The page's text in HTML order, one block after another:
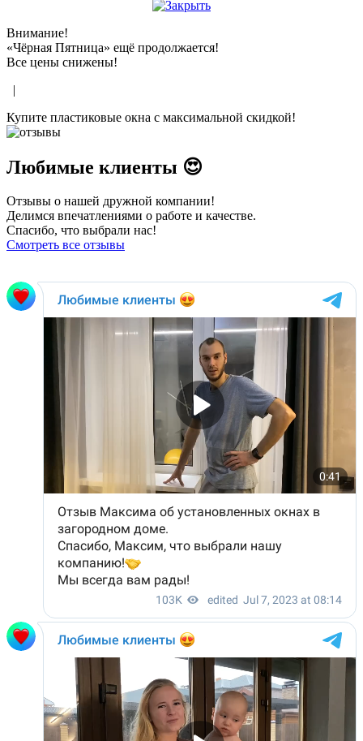
Внимание!
«Чёрная Пятница» ещё продолжается!
Все цены снижены!
|
Купите пластиковые окна с максимальной скидкой!
Любимые клиенты 😍
Отзывы о нашей дружной компании!
Делимся впечатлениями о работе и качестве.
Спасибо, что выбрали нас!
Смотреть все отзывы